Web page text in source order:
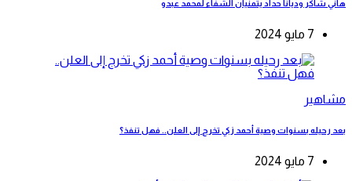
هاني شاكر وديانا حداد يتمنيان الشفاء لمحمد عبدو
7 مايو 2024
مشاهير
بعد رحيله بسنوات وصية أحمد زكي تخرج إلى العلن.. فهل تنفذ؟
7 مايو 2024